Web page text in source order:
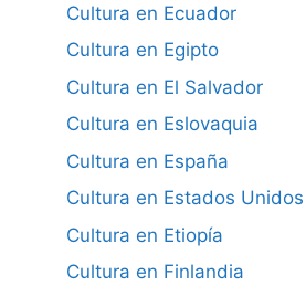
Cultura en Ecuador
Cultura en Egipto
Cultura en El Salvador
Cultura en Eslovaquia
Cultura en España
Cultura en Estados Unidos
Cultura en Etiopía
Cultura en Finlandia